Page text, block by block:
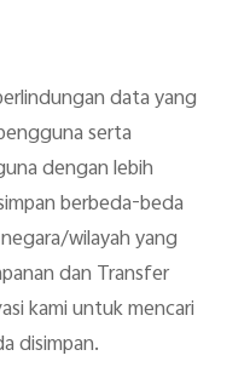
data yang
serta
dengan lebih
berbeda-beda
wilayah yang
dan Transfer
kami untuk mencari
disimpan.